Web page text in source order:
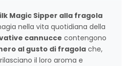
Magic Sipper alla fragola
nella vita quotidiana della
cannucce contengono
al gusto di fragola che,
il loro aroma e